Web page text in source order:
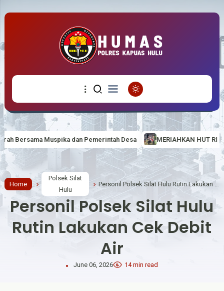
Desa MERIAHKAN HUT RI KE-81 BERTEMA “BERDAULAT,
Home
Polsek Silat
Hulu
Personil Polsek Silat Hulu
Rutin Lakukan Cek Debit
Air
June 06, 2026 14 min read